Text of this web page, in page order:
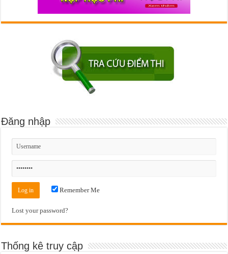
Đăng nhập
Remember Me
Lost your password?
Thống kê truy cập